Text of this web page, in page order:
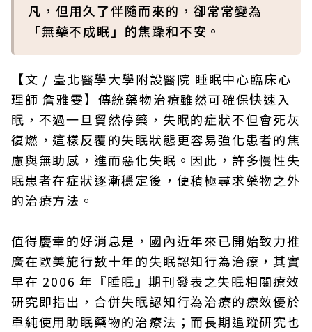
凡，但用久了伴隨而來的，卻常常變為
「無藥不成眠」的焦躁和不安。
【文 / 臺北醫學大學附設醫院 睡眠中心臨床心
理師 詹雅雯】傳統藥物治療雖然可確保快速入
眠，不過一旦貿然停藥，失眠的症狀不但會死灰
復燃，這樣反覆的失眠狀態更容易強化患者的焦
慮與無助感，進而惡化失眠。因此，許多慢性失
眠患者在症狀逐漸穩定後，便積極尋求藥物之外
的治療方法。
值得慶幸的好消息是，國內近年來已開始致力推
廣在歐美施行數十年的失眠認知行為治療，其實
早在 2006 年『睡眠』期刊發表之失眠相關療效
研究即指出，合併失眠認知行為治療的療效優於
單純使用助眠藥物的治療法；而長期追蹤研究也